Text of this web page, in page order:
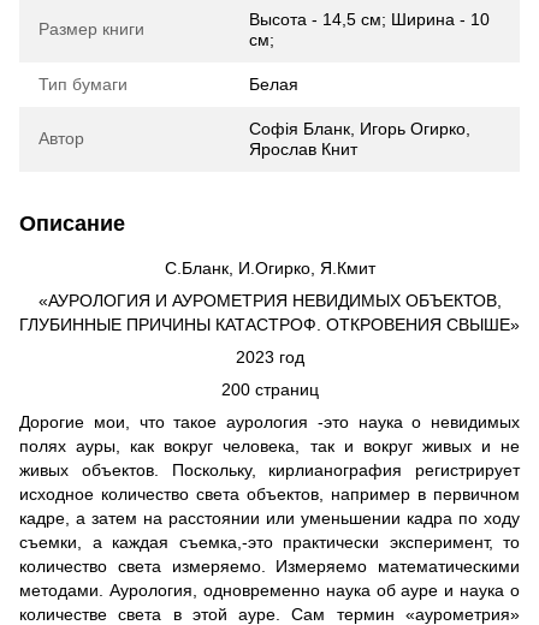
Размер книги
Высота - 14,5 см; Ширина - 10
см;
Тип бумаги Белая
Автор
Софія Бланк, Игорь Огирко,
Ярослав Книт
Описание
С.Бланк, И.Огирко, Я.Кмит
«АУРОЛОГИЯ И АУРОМЕТРИЯ НЕВИДИМЫХ ОБЪЕКТОВ,
ГЛУБИННЫЕ ПРИЧИНЫ КАТАСТРОФ. ОТКРОВЕНИЯ СВЫШЕ»
2023 год
200 страниц
Дорогие мои, что такое аурология -это наука о невидимых
полях ауры, как вокруг человека, так и вокруг живых и не
живых объектов. Поскольку, кирлианография регистрирует
исходное количество света объектов, например в первичном
кадре, а затем на расстоянии или уменьшении кадра по ходу
съемки, а каждая съемка,-это практически эксперимент, то
количество света измеряемо. Измеряемо математическими
методами. Аурология, одновременно наука об ауре и наука о
количестве света в этой ауре. Сам термин «аурометрия»